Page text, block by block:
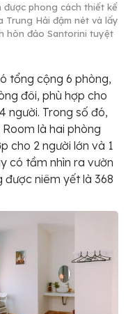
được phong cách thiết kế
Trung Hải đậm nét và lấy
hòn đảo Santorini tuyệt
tổng cộng 6 phòng,
đôi, phù hợp cho
người. Trong số đó,
là hai phòng
cho 2 người lớn và 1
có tầm nhìn ra vườn
được niêm yết là 368